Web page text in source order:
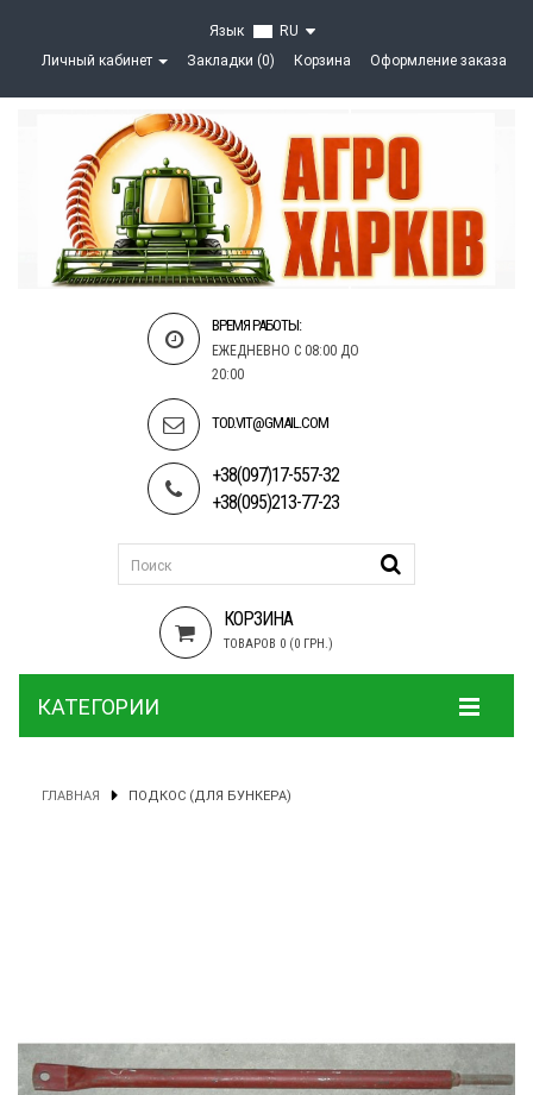
Язык
RU
Личный кабинет
Закладки (0) Корзина Оформление заказа
ВРЕМЯ РАБОТЫ:
ЕЖЕДНЕВНО С 08:00 ДО
20:00
TOD.VIT@GMAIL.COM
+38(097)17-557-32
+38(095)213-77-23
КОРЗИНА
ТОВАРОВ 0 (0 ГРН.)
КАТЕГОРИИ
ГЛАВНАЯ ПОДКОС (ДЛЯ БУНКЕРА)